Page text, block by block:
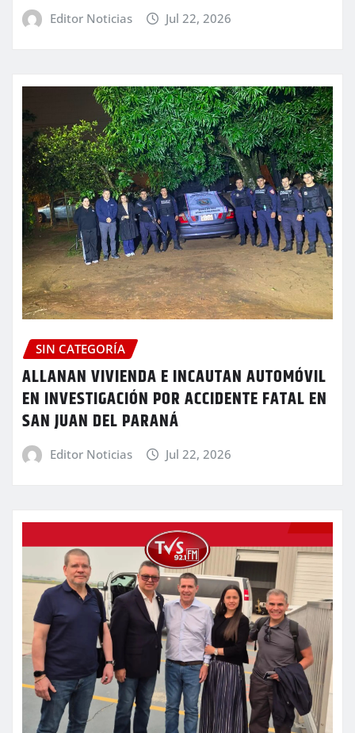
Editor Noticias Jul 22, 2026
SIN CATEGORÍA
ALLANAN VIVIENDA E INCAUTAN AUTOMÓVIL
EN INVESTIGACIÓN POR ACCIDENTE FATAL EN
SAN JUAN DEL PARANÁ
Editor Noticias Jul 22, 2026